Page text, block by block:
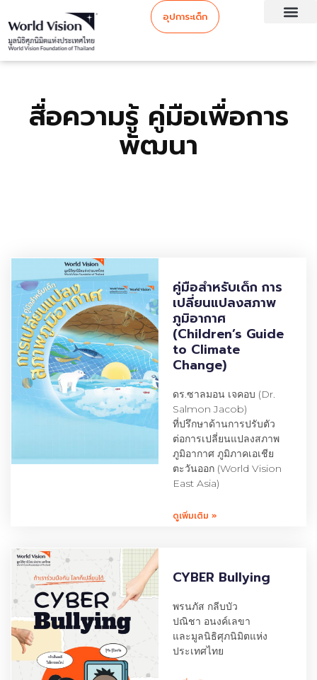
อุปการะเด็ก
สื่อความรู้ คู่มือเพื่อการ
พัฒนา
คู่มือสำหรับเด็ก การ
เปลี่ยนแปลงสภาพ
ภูมิอากาศ
(Children’s Guide
to Climate
Change)
ดร.ซาลมอน เจคอบ (Dr.
Salmon Jacob)
ที่ปรึกษาด้านการปรับตัว
ต่อการเปลี่ยนแปลงสภาพ
ภูมิอากาศ ภูมิภาคเอเชีย
ตะวันออก (World Vision
East Asia)
ดูเพิ่มเติม »
CYBER Bullying
พรนภัส กลีบบัว
ปณิชา อนงค์เลขา
และมูลนิธิศุภนิมิตแห่ง
ประเทศไทย